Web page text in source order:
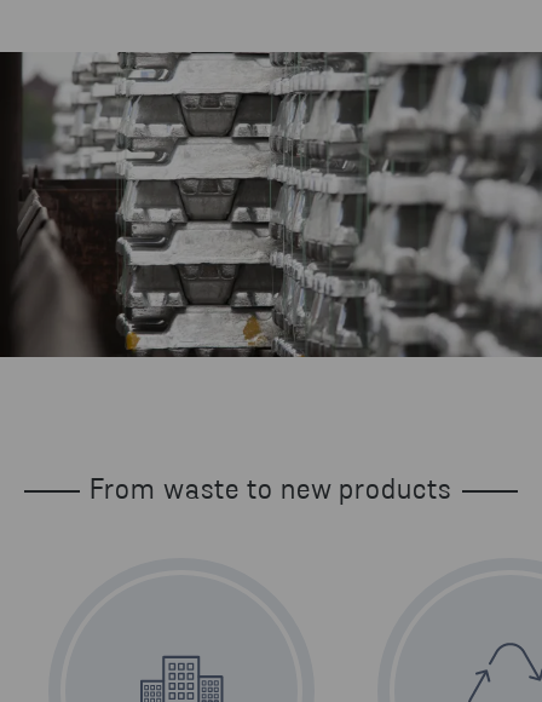
From waste to new products